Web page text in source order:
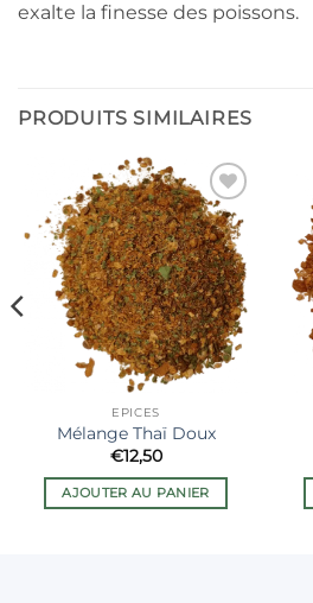
exalte la finesse des poissons.
PRODUITS SIMILAIRES
Ajouter
à la liste
de
souhaits
EPICES
Mélange Thaï Doux
€12,50
AJOUTER AU PANIER